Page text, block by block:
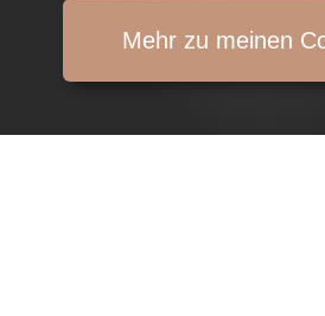
Mehr zu meinen